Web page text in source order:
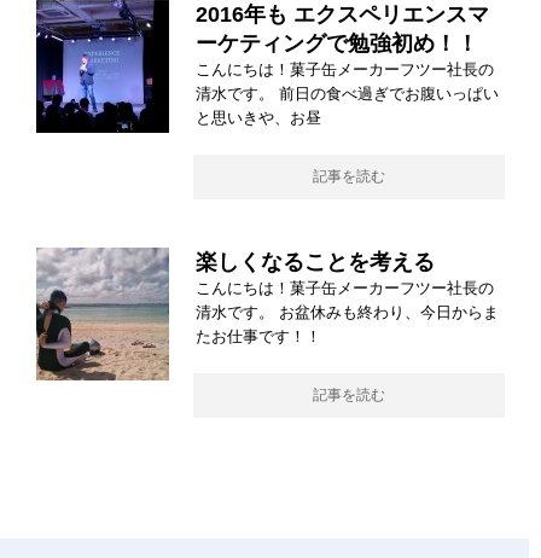
2016年も エクスペリエンスマ
ーケティングで勉強初め！！
こんにちは！菓子缶メーカーフツー社長の
清水です。 前日の食べ過ぎでお腹いっぱい
と思いきや、お昼
記事を読む
楽しくなることを考える
こんにちは！菓子缶メーカーフツー社長の
清水です。 お盆休みも終わり、今日からま
たお仕事です！！
記事を読む